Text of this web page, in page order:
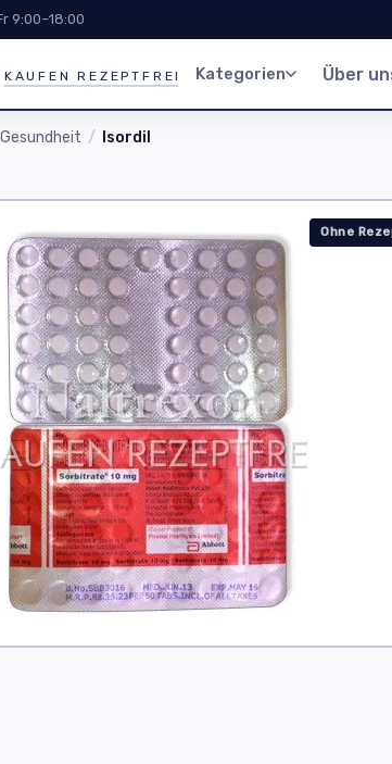
9:00–18:00
KAUFEN REZEPTFREI Kategorien Über
Isordil
Ohne